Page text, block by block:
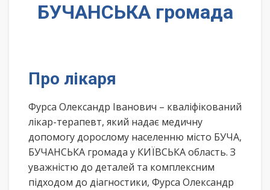
БУЧАНСЬКА громада
Про лікаря
Фурса Олександр Іванович – кваліфікований
лікар-терапевт, який надає медичну
допомогу дорослому населенню місто БУЧА,
БУЧАНСЬКА громада у КИЇВСЬКА область. З
уважністю до деталей та комплексним
підходом до діагностики, Фурса Олександр